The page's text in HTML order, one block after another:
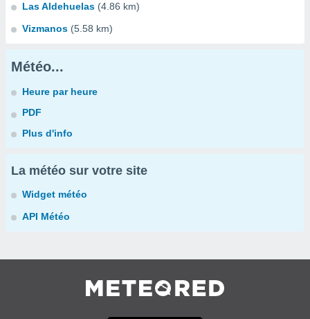
Las Aldehuelas (4.86 km)
Vizmanos (5.58 km)
Météo...
Heure par heure
PDF
Plus d'info
La météo sur votre site
Widget météo
API Météo